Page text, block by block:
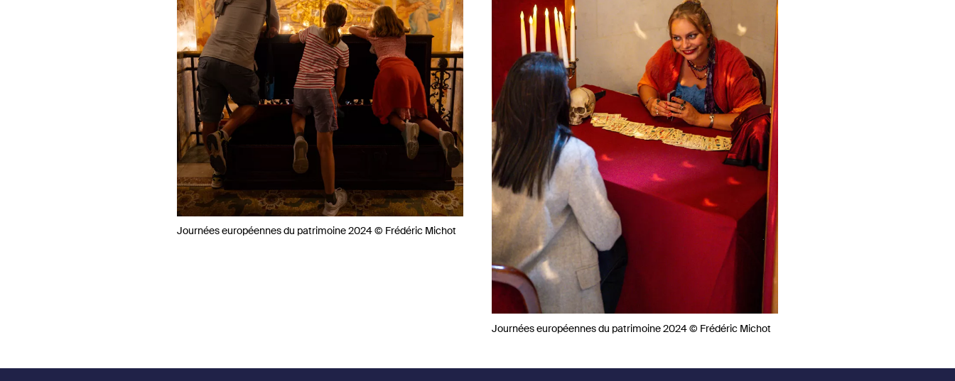
Journées européennes du patrimoine 2024 © Frédéric Michot
Journées européennes du patrimoine 2024 © Frédéric Michot